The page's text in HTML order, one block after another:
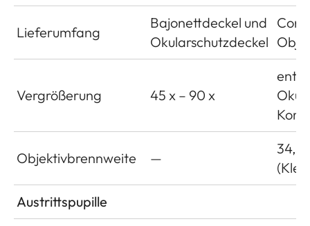
Lieferumfang
Bajonettdeckel und
Okularschutzdeckel
Vergrößerung 45 x – 90 x
Objektivbrennweite —
34,5
Austrittspupille